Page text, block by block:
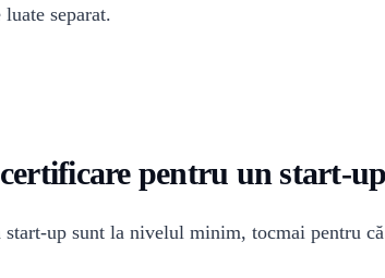
separat.
pentru un start-up
up sunt la nivelul minim, tocmai pentru